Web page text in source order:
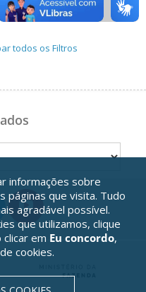
todos os Filtros
informações sobre
páginas que visita. Tudo
agradável possível.
que utilizamos, clique
clicar em Eu concordo,
cookies.